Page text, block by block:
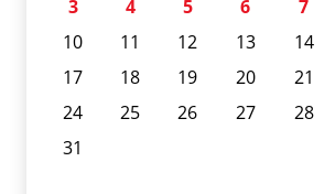
3
4 5 6 7
10
11 12 13 14
17
18 19 20 21
24
25 26 27 28
31